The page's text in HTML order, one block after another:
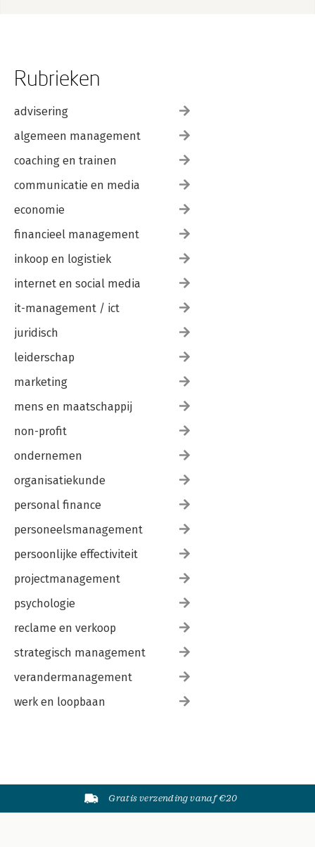
Rubrieken
advisering
algemeen management
coaching en trainen
communicatie en media
economie
financieel management
inkoop en logistiek
internet en social media
it-management / ict
juridisch
leiderschap
marketing
mens en maatschappij
non-profit
ondernemen
organisatiekunde
personal finance
personeelsmanagement
persoonlijke effectiviteit
projectmanagement
psychologie
reclame en verkoop
strategisch management
verandermanagement
werk en loopbaan
Gratis verzending vanaf €20